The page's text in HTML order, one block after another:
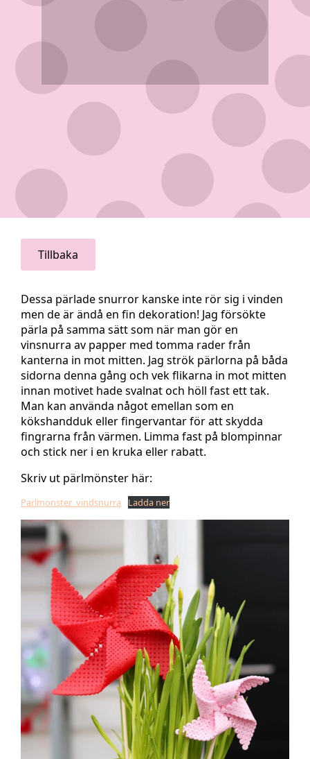
Tillbaka
Dessa pärlade snurror kanske inte rör sig i vinden
men de är ändå en fin dekoration! Jag försökte
pärla på samma sätt som när man gör en
vinsnurra av papper med tomma rader från
kanterna in mot mitten. Jag strök pärlorna på båda
sidorna denna gång och vek flikarna in mot mitten
innan motivet hade svalnat och höll fast ett tak.
Man kan använda något emellan som en
kökshandduk eller fingervantar för att skydda
fingrarna från värmen. Limma fast på blompinnar
och stick ner i en kruka eller rabatt.
Skriv ut pärlmönster här:
Parlmonster_vindsnurra Ladda ner